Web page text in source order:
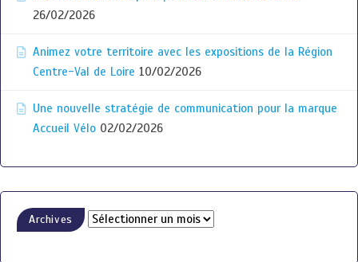
26/02/2026
Animez votre territoire avec les expositions de la Région
Centre-Val de Loire 10/02/2026
Une nouvelle stratégie de communication pour la marque
Accueil Vélo 02/02/2026
Archives